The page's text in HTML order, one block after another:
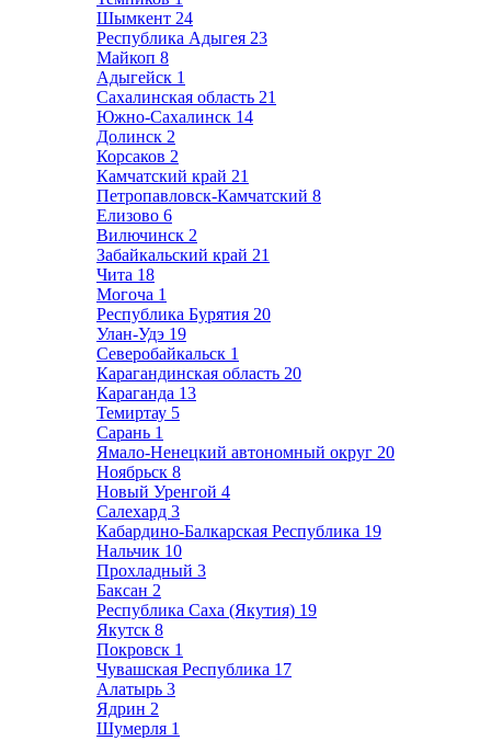
Шымкент 24
Республика Адыгея 23
Майкоп 8
Адыгейск 1
Сахалинская область 21
Южно-Сахалинск 14
Долинск 2
Корсаков 2
Камчатский край 21
Петропавловск-Камчатский 8
Елизово 6
Вилючинск 2
Забайкальский край 21
Чита 18
Могоча 1
Республика Бурятия 20
Улан-Удэ 19
Северобайкальск 1
Карагандинская область 20
Караганда 13
Темиртау 5
Сарань 1
Ямало-Ненецкий автономный округ 20
Ноябрьск 8
Новый Уренгой 4
Салехард 3
Кабардино-Балкарская Республика 19
Нальчик 10
Прохладный 3
Баксан 2
Республика Саха (Якутия) 19
Якутск 8
Покровск 1
Чувашская Республика 17
Алатырь 3
Ядрин 2
Шумерля 1